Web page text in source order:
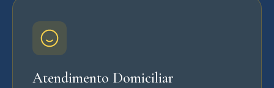
Atendimento Domiciliar